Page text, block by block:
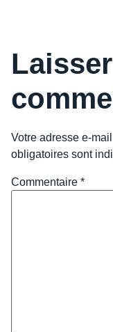
Votre adresse e-
obligatoires sont
Commentaire *